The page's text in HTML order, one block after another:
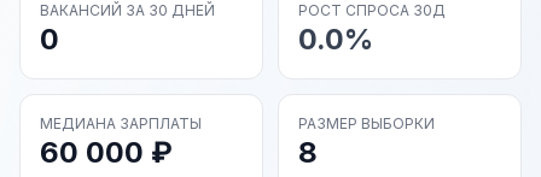
ВАКАНСИЙ ЗА 30 ДНЕЙ
0
РОСТ СПРОСА 30Д
0.0%
МЕДИАНА ЗАРПЛАТЫ
60 000 ₽
РАЗМЕР ВЫБОРКИ
8